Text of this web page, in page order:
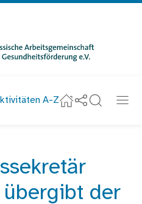
A-Z
Startseite
Social-Media
Suche
übergibt der